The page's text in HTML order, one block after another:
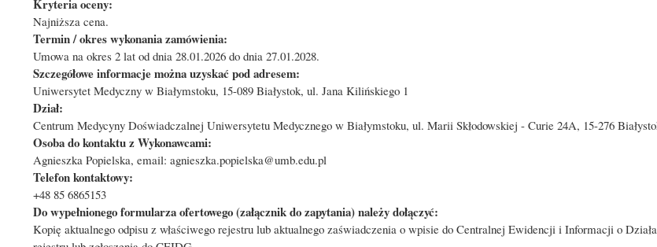
Kryteria oceny:
Najniższa cena.
Termin / okres wykonania zamówienia:
Umowa na okres 2 lat od dnia 28.01.2026 do dnia 27.01.2028.
Szczegółowe informacje można uzyskać pod adresem:
Uniwersytet Medyczny w Białymstoku, 15-089 Białystok, ul. Jana Kilińskiego 1
Dział:
Centrum Medycyny Doświadczalnej Uniwersytetu Medycznego w Białymstoku, ul. Marii Skłodowskiej - Curie 24A, 15-276
Osoba do kontaktu z Wykonawcami:
Agnieszka Popielska, email: agnieszka.popielska@umb.edu.pl
Telefon kontaktowy:
+48 85 6865153
Do wypełnionego formularza ofertowego (załącznik do zapytania) należy dołączyć:
Kopię aktualnego odpisu z właściwego rejestru lub aktualnego zaświadczenia o wpisie do Centralnej Ewidencji i Informacji o